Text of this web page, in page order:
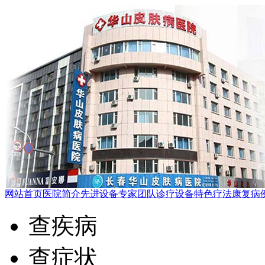
网站首页医院简介先进设备专家团队诊疗设备特色疗法康复病
查疾病
查症状